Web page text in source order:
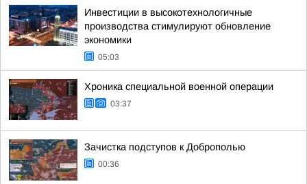
Инвестиции в высокотехнологичные
производства стимулируют обновление
экономики
05:03
Хроника специальной военной операции
03:37
Зачистка подступов к Доброполью
00:36